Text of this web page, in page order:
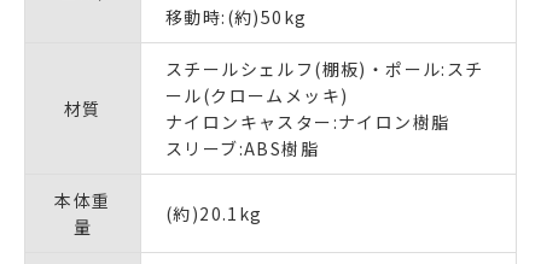
移動時:(約)50kg
材質
スチールシェルフ(棚板)・ポール:スチ
ール(クロームメッキ)
ナイロンキャスター:ナイロン樹脂
スリーブ:ABS樹脂
本体重
量
(約)20.1kg